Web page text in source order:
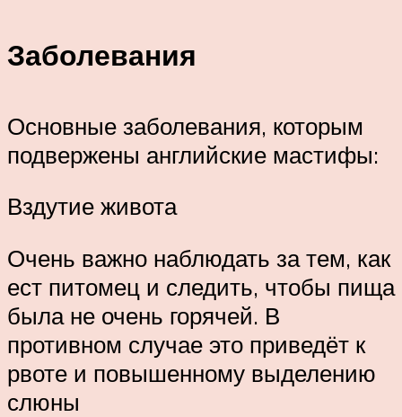
Заболевания
Основные заболевания, которым
подвержены английские мастифы:
Вздутие живота
Очень важно наблюдать за тем, как
ест питомец и следить, чтобы пища
была не очень горячей. В
противном случае это приведёт к
рвоте и повышенному выделению
слюны